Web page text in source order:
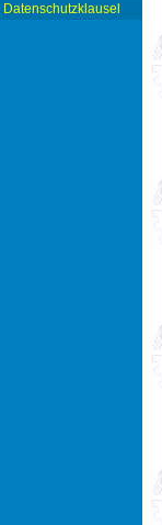
Datenschutzklausel